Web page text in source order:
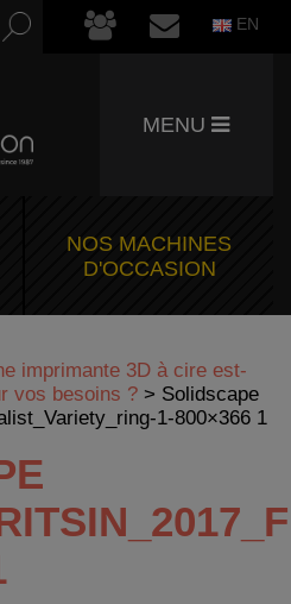
EN
MENU
NOS MACHINES
D'OCCASION
imprimante 3D à cire est-
vos besoins ? > Solidscape
1-800×366 1